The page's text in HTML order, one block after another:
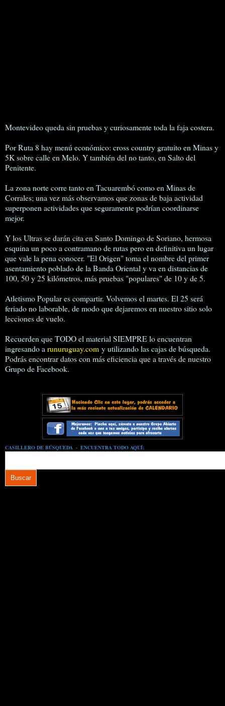
Montevideo queda sin pruebas y curiosamente toda la faja costera.
Por Ruta 8 hay menú económico: cross country gratuito en Minas y
5K sobre calle en Melo. Y también del no tanto, en Salto del
Penitente.
La zona norte corre tanto en Tacuarembó como en Minas de
Corrales; una vez más observamos que zonas de baja actividad
superponen actividades que seguramente podrían coordinarse
mejor.
Y los Ultras se darán cita en Santo Domingo de Soriano, hermosa
esquina un poco a contramano de rutas pero en definitiva un lugar
que vale la pena conocer. "El Origen" toma el nombre del primer
asentamiento poblado de la Banda Oriental y va en distancias de
100, 50 y 25 kilómetros, más pruebas "populares" de 10 y de 5.
Atletismo Popular es compartir. Volvemos el martes. El 25 será
feriado no laborable, de modo que dejaremos en nuestro sitio solo
lecciones de vuelo.
Recuerden que TODO el material SIEMPRE lo encuentran
ingresando arunuruguay.com y utilizando las cajas de búsqueda.
Podrás encontrar datos con más eficiencia que a través de nuestro
Grupo de Facebook.
CASILLERO DE BÚSQUEDA - ENCUENTRA TODO AQUÍ: